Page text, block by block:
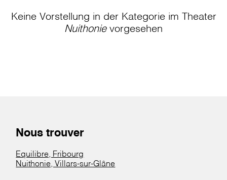
Keine Vorstellung in der Kategorie im Theater
Nuithonievorgesehen
Nous trouver
Equilibre, Fribourg
Nuithonie, Villars-sur-Glâne